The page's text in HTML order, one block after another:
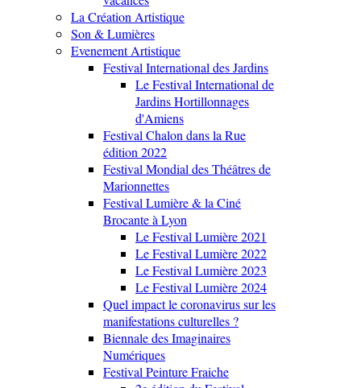
La Création Artistique
Son & Lumières
Evenement Artistique
Festival International des Jardins
Le Festival International de
Jardins Hortillonnages
d'Amiens
Festival Chalon dans la Rue
édition 2022
Festival Mondial des Théâtres de
Marionnettes
Festival Lumière & la Ciné
Brocante à Lyon
Le Festival Lumière 2021
Le Festival Lumière 2022
Le Festival Lumière 2023
Le Festival Lumière 2024
Quel impact le coronavirus sur les
manifestations culturelles ?
Biennale des Imaginaires
Numériques
Festival Peinture Fraiche